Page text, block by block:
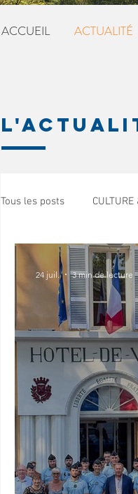
ACCUEIL ACTUALITÉ
Tous les posts CULTURE
POLITIQUE
ECO MOBILITE
Science
24 juil. 3 min de lecture